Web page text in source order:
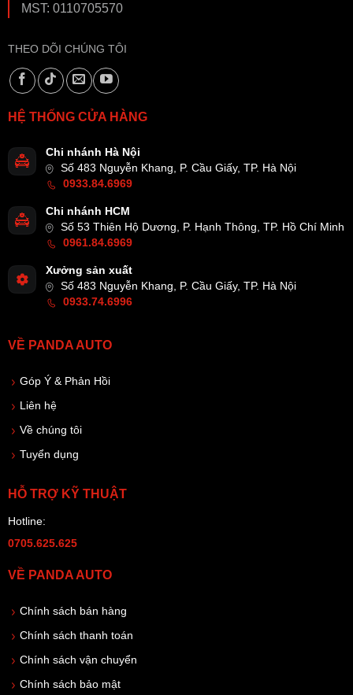
MST: 0110705570
THEO DÕI CHÚNG TÔI
HỆ THỐNG CỬA HÀNG
Chi nhánh Hà Nội
Số 483 Nguyễn Khang, P. Cầu Giấy, TP. Hà Nội
0933.84.6969
Chi nhánh HCM
Số 53 Thiên Hộ Dương, P. Hạnh Thông, TP. Hồ Chí Minh
0961.84.6969
Xưởng sản xuất
Số 483 Nguyễn Khang, P. Cầu Giấy, TP. Hà Nội
0933.74.6996
VỀ PANDA AUTO
Góp Ý & Phản Hồi
Liên hệ
Về chúng tôi
Tuyển dụng
HỖ TRỢ KỸ THUẬT
Hotline:
0705.625.625
VỀ PANDA AUTO
Chính sách bán hàng
Chính sách thanh toán
Chính sách vận chuyển
Chính sách bảo mật